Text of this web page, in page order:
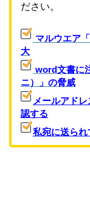
ださい。
マルウエア
大
word文書に
ニ）」の脅威
メールアド
認する
私宛に送られ